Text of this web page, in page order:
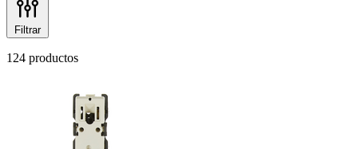
Filtrar
124 productos